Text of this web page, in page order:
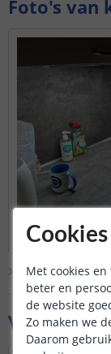
Foto's van
Bekijk alle
Vraag &
Cookies
Met cookies
beter en
de website
Zo maken we
Daarom